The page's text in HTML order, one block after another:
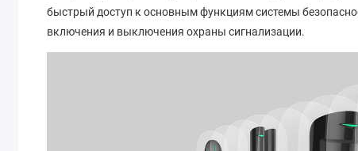
быстрый доступ к основным функциям системы
включения и выключения охраны сигнализации.